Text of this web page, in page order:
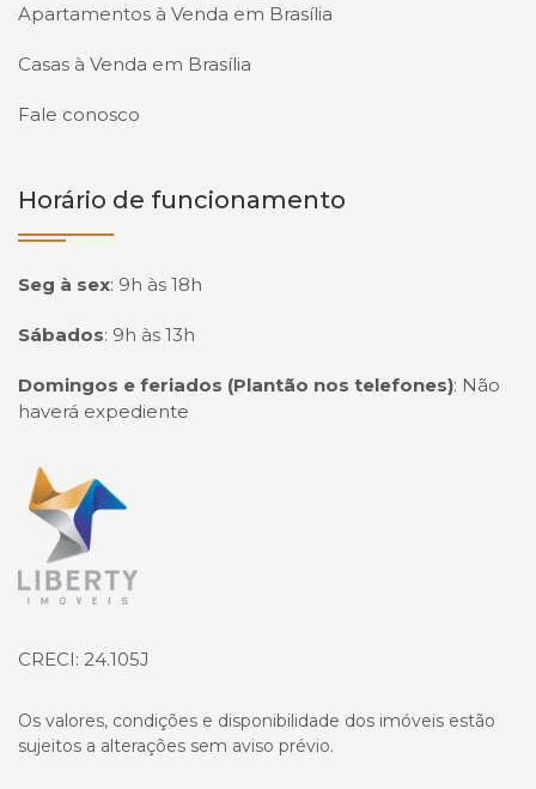
Apartamentos à Venda em Brasília
Casas à Venda em Brasília
Fale conosco
Horário de funcionamento
Seg à sex: 9h às 18h
Sábados: 9h às 13h
Domingos e feriados (Plantão nos telefones): Não
haverá expediente
Página inicial
CRECI: 24.105J
Os valores, condições e disponibilidade dos imóveis estão
sujeitos a alterações sem aviso prévio.